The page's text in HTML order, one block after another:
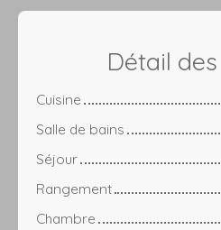
Détail des
Cuisine
Salle de bains
Séjour
Rangement
Chambre